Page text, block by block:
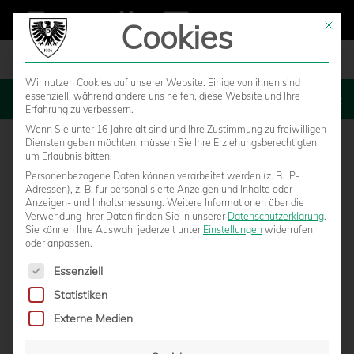
MENU
0:2-NIEDERLAGE IM LETZTEN TESTSPIEL
Mit
Cookies
Wir nutzen Cookies auf unserer Website. Einige von ihnen sind
essenziell, während andere uns helfen, diese Website und Ihre
Erfahrung zu verbessern.
Wenn Sie unter 16 Jahre alt sind und Ihre Zustimmung zu freiwilligen
Diensten geben möchten, müssen Sie Ihre Erziehungsberechtigten
um Erlaubnis bitten.
Personenbezogene Daten können verarbeitet werden (z. B. IP-
Adressen), z. B. für personalisierte Anzeigen und Inhalte oder
Anzeigen- und Inhaltsmessung. Weitere Informationen über die
Verwendung Ihrer Daten finden Sie in unserer Datenschutzerklärung.
Sie können Ihre Auswahl jederzeit unter Einstellungen widerrufen
oder anpassen.
Es folgt eine Liste der Service-Gruppen, für die eine
Essenziell
Statistiken
Externe Medien